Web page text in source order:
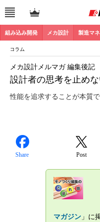
組み込み開発 メカ設計 製造マ
コラム
設計者の思考を止め
メカ設計メルマガ 編集後記
性能を追求することが本質で
Share Post
マガジン」に